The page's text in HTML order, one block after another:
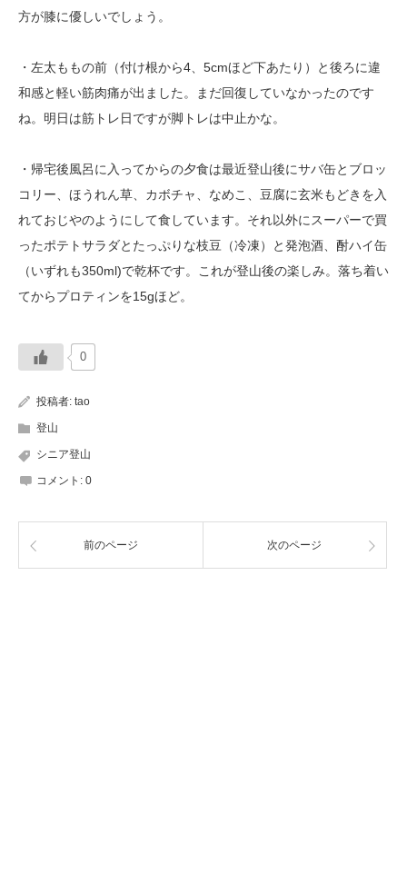
方が膝に優しいでしょう。
・左太ももの前（付け根から4、5cmほど下あたり）と後ろに違
和感と軽い筋肉痛が出ました。まだ回復していなかったのです
ね。明日は筋トレ日ですが脚トレは中止かな。
・帰宅後風呂に入ってからの夕食は最近登山後にサバ缶とブロッ
コリー、ほうれん草、カボチャ、なめこ、豆腐に玄米もどきを入
れておじやのようにして食しています。それ以外にスーパーで買
ったポテトサラダとたっぷりな枝豆（冷凍）と発泡酒、酎ハイ缶
（いずれも350ml)で乾杯です。これが登山後の楽しみ。落ち着い
てからプロティンを15gほど。
0
投稿者: tao
登山
シニア登山
コメント: 0
前のページ 次のページ